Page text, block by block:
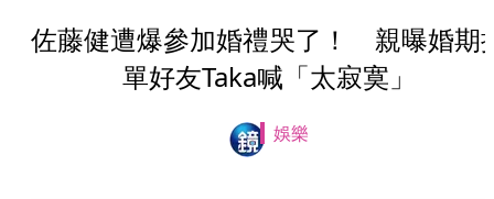
佐藤健遭爆參加婚禮哭了！ 親曝婚期
單好友Taka喊「太寂寞」
娛樂